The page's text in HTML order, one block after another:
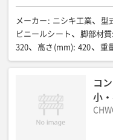
メーカー : ニシキ工業 型
ビニールシート
脚部材質:
320
高さ(mm): 420 重
コ
小